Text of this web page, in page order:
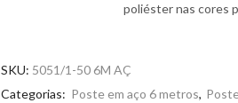
poliéster nas cores
SKU: 5051/1-50 6M AÇ
Categorias: Poste em aço 6 metros,